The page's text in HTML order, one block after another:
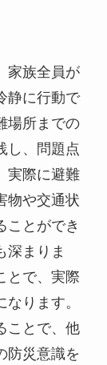
家族全員が
静に行動で
場所までの
し、問題点
実際に避難
物や交通状
ことができ
深まりま
とで、実際
ります。
ことで、他
防災意識を